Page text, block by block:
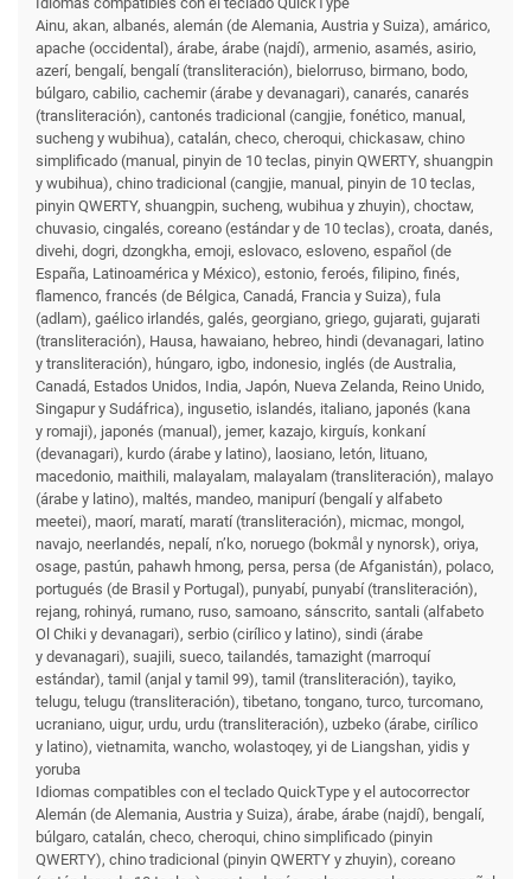
Ainu, akan, albanés, alemán (de Alemania, Austria y Suiza), amárico,
apache (occidental), árabe, árabe (najdí), armenio, asamés, asirio,
azerí, bengalí, bengalí (transliteración), bielorruso, birmano, bodo,
búlgaro, cabilio, cachemir (árabe y devanagari), canarés, canarés
(transliteración), cantonés tradicional (cangjie, fonético, manual,
sucheng y wubihua), catalán, checo, cheroqui, chickasaw, chino
simplificado (manual, pinyin de 10 teclas, pinyin QWERTY, shuangpin
y wubihua), chino tradicional (cangjie, manual, pinyin de 10 teclas,
pinyin QWERTY, shuangpin, sucheng, wubihua y zhuyin), choctaw,
chuvasio, cingalés, coreano (estándar y de 10 teclas), croata, danés,
divehi, dogri, dzongkha, emoji, eslovaco, esloveno, español (de
España, Latinoamérica y México), estonio, feroés, filipino, finés,
flamenco, francés (de Bélgica, Canadá, Francia y Suiza), fula
(adlam), gaélico irlandés, galés, georgiano, griego, gujarati, gujarati
(transliteración), Hausa, hawaiano, hebreo, hindi (devanagari, latino
y transliteración), húngaro, igbo, indonesio, inglés (de Australia,
Canadá, Estados Unidos, India, Japón, Nueva Zelanda, Reino Unido,
Singapur y Sudáfrica), ingusetio, islandés, italiano, japonés (kana
y romaji), japonés (manual), jemer, kazajo, kirguís, konkaní
(devanagari), kurdo (árabe y latino), laosiano, letón, lituano,
macedonio, maithili, malayalam, malayalam (transliteración), malayo
(árabe y latino), maltés, mandeo, manipurí (bengalí y alfabeto
meetei), maorí, maratí, maratí (transliteración), micmac, mongol,
navajo, neerlandés, nepalí, n’ko, noruego (bokmål y nynorsk), oriya,
osage, pastún, pahawh hmong, persa, persa (de Afganistán), polaco,
portugués (de Brasil y Portugal), punyabí, punyabí (transliteración),
rejang, rohinyá, rumano, ruso, samoano, sánscrito, santali (alfabeto
Ol Chiki y devanagari), serbio (cirílico y latino), sindi (árabe
y devanagari), suajili, sueco, tailandés, tamazight (marroquí
estándar), tamil (anjal y tamil 99), tamil (transliteración), tayiko,
telugu, telugu (transliteración), tibetano, tongano, turco, turcomano,
ucraniano, uigur, urdu, urdu (transliteración), uzbeko (árabe, cirílico
y latino), vietnamita, wancho, wolastoqey, yi de Liangshan, yidis y
yoruba
Idiomas compatibles con el teclado QuickType y el autocorrector
Alemán (de Alemania, Austria y Suiza), árabe, árabe (najdí), bengalí,
búlgaro, catalán, checo, cheroqui, chino simplificado (pinyin
QWERTY), chino tradicional (pinyin QWERTY y zhuyin), coreano